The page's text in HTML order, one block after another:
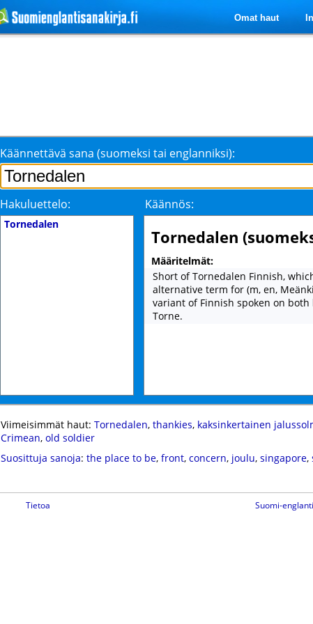
Omat haut
Käännettävä sana (suomeksi tai englanniksi):
Hakuluettelo: Käännös:
Tornedalen
Tornedalen
Määritelmät:
Short of Tornedalen Finnish,
alternative term for (m, en,
variant of Finnish spoken on
Torne.
Viimeisimmät haut: Tornedalen, thankies, kaksinkertainen
Crimean, old soldier
Suosittuja sanoja: the place to be, front, concern, joulu, singapore,
Tietoa Suomi-